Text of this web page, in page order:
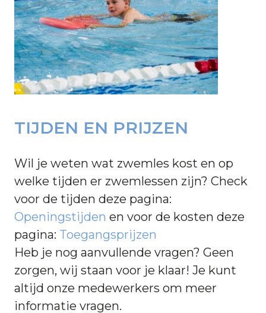
TIJDEN EN PRIJZEN
Wil je weten wat zwemles kost en op
welke tijden er zwemlessen zijn? Check
voor de tijden deze pagina:
Openingstijden en voor de kosten deze
pagina: Toegangsprijzen
Heb je nog aanvullende vragen? Geen
zorgen, wij staan voor je klaar! Je kunt
altijd onze medewerkers om meer
informatie vragen.